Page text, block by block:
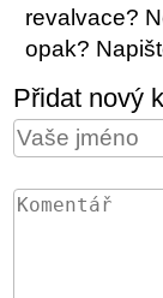
revalvace?
opak?
Přidat nový